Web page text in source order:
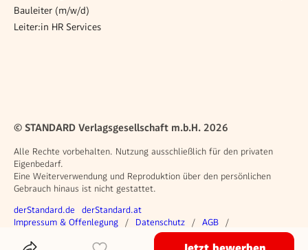
Bauleiter (m/w/d)
Leiter:in HR Services
© STANDARD Verlagsgesellschaft m.b.H. 2026
Alle Rechte vorbehalten. Nutzung ausschließlich für den privaten
Eigenbedarf.
Eine Weiterverwendung und Reproduktion über den persönlichen
Gebrauch hinaus ist nicht gestattet.
Weitere Angebote
derStandard.de derStandard.at
Rechtliches
Impressum & Offenlegung Datenschutz
AGB